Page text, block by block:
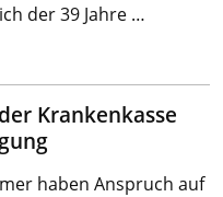
der 39 Jahre …
Krankenkasse
haben Anspruch auf